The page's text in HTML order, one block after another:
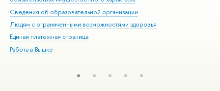
Сведения об образовательной организации
Людям с ограниченными возможностями здоровья
Единая платежная страница
Работа в Вышке